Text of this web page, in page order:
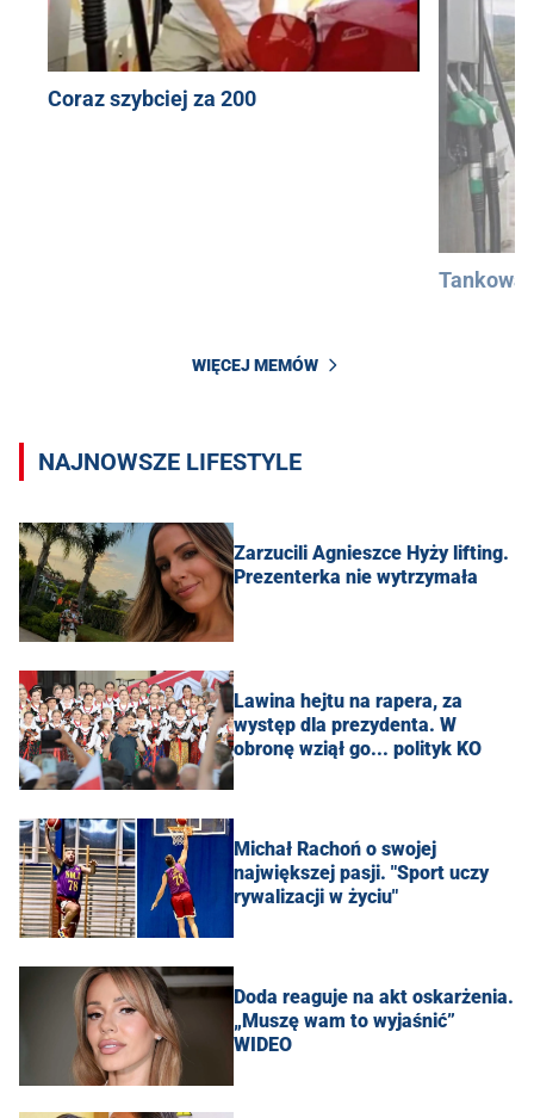
Coraz szybciej za 200
WIĘCEJ MEMÓW
NAJNOWSZE LIFESTYLE
Zarzucili Agnieszce Hyży lifting.
Prezenterka nie wytrzymała
Lawina hejtu na rapera, za
występ dla prezydenta. W
obronę wziął go... polityk KO
Michał Rachoń o swojej
największej pasji. "Sport uczy
rywalizacji w życiu"
Doda reaguje na akt oskarżenia.
„Muszę wam to wyjaśnić”
WIDEO